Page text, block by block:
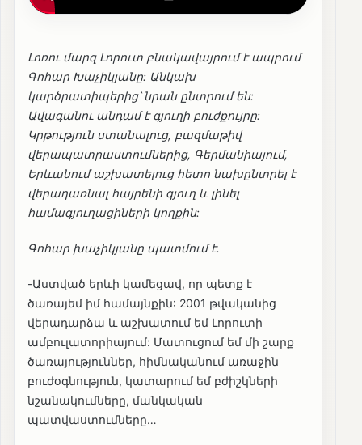
Լոռու մարզ Լորուտ բնակավայրում է ապրում
Գոհար Խաչիկյանը: Անկախ
կարծրատիպերից՝ նրան ընտրում են:
Ավագանու անդամ է գյուղի բուժքույրը:
Կրթություն ստանալուց, բազմաթիվ
վերապատրաստումներից, Գերմանիայում,
Երևանում աշխատելուց հետո նախընտրել է
վերադառնալ հայրենի գյուղ և լինել
համագյուղացիների կողքին:
Գոհար խաչիկյանը պատմում է.
-Աստված երևի կամեցավ, որ պետք է
ծառայեմ իմ համայնքին: 2001 թվականից
վերադարձա և աշխատում եմ Լորուտի
ամբուլատորիայում: Մատուցում եմ մի շարք
ծառայություններ, հիմնականում առաջին
բուժօգնություն, կատարում եմ բժիշկների
նշանակումները, մանկական
պատվաստումները…